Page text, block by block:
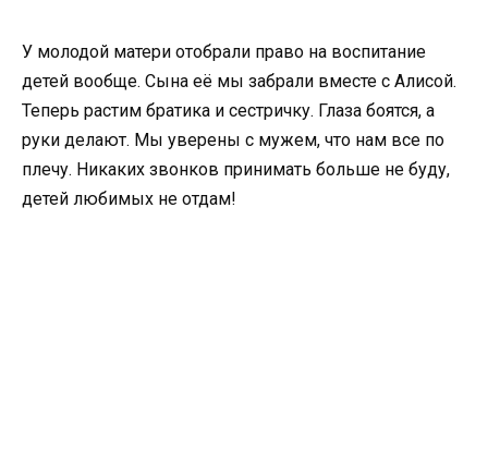
У молодой матери отобрали право на воспитание
детей вообще. Сына её мы забрали вместе с Алисой.
Теперь растим братика и сестричку. Глаза боятся, а
руки делают. Мы уверены с мужем, что нам все по
плечу. Никаких звонков принимать больше не буду,
детей любимых не отдам!